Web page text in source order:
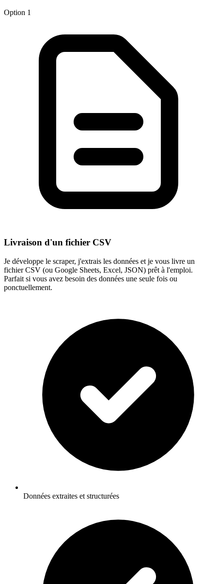
Option 1
Livraison d'un fichier CSV
Je développe le scraper, j'extrais les données et je vous livre un
fichier CSV (ou Google Sheets, Excel, JSON) prêt à l'emploi.
Parfait si vous avez besoin des données une seule fois ou
ponctuellement.
Données extraites et structurées